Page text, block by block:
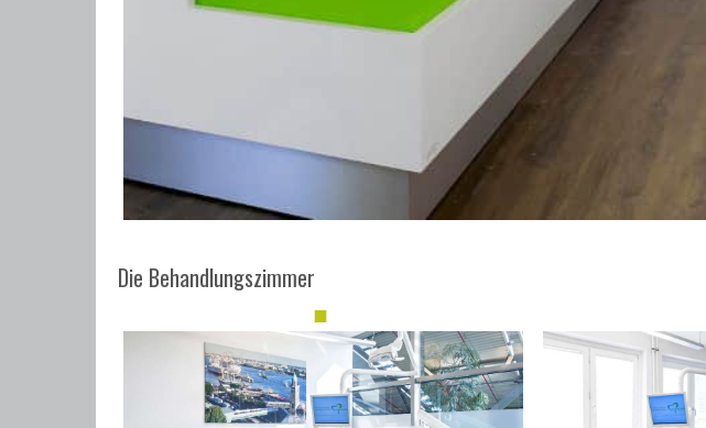
Die Behandlungszimmer